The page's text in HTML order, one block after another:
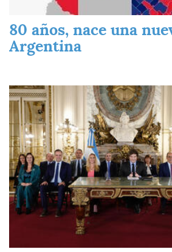
80 años, nace una
Argentina
Imagen